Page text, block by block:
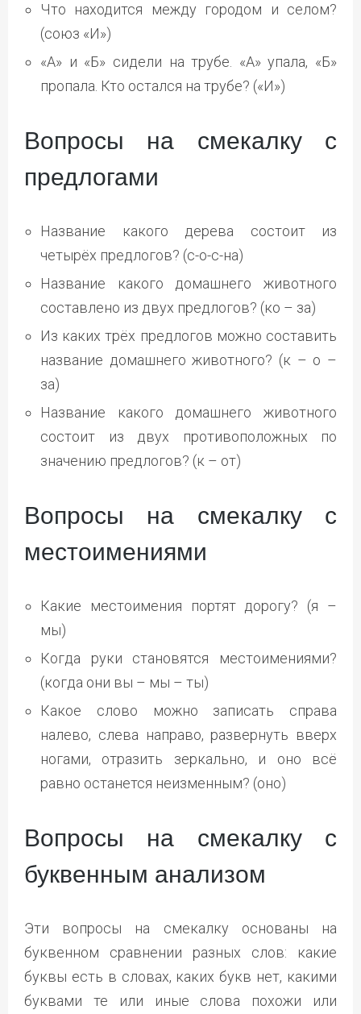
Что находится между городом и селом?
(союз «И»)
«А» и «Б» сидели на трубе. «А» упала, «Б»
пропала. Кто остался на трубе? («И»)
Вопросы на смекалку с
предлогами
Название какого дерева состоит из
четырёх предлогов? (с-о-с-на)
Название какого домашнего животного
составлено из двух предлогов? (ко – за)
Из каких трёх предлогов можно составить
название домашнего животного? (к – о –
за)
Название какого домашнего животного
состоит из двух противоположных по
значению предлогов? (к – от)
Вопросы на смекалку с
местоимениями
Какие местоимения портят дорогу? (я –
мы)
Когда руки становятся местоимениями?
(когда они вы – мы – ты)
Какое слово можно записать справа
налево, слева направо, развернуть вверх
ногами, отразить зеркально, и оно всё
равно останется неизменным? (оно)
Вопросы на смекалку с
буквенным анализом
Эти вопросы на смекалку основаны на
буквенном сравнении разных слов: какие
буквы есть в словах, каких букв нет, какими
буквами те или иные слова похожи или